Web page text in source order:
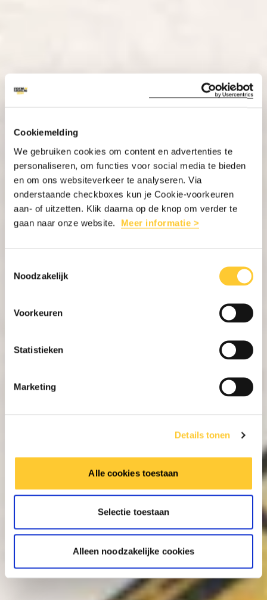
Cookiemelding
We gebruiken cookies om content en advertenties te
personaliseren, om functies voor social media te bieden
en om ons websiteverkeer te analyseren. Via
onderstaande checkboxes kun je Cookie-voorkeuren
aan- of uitzetten. Klik daarna op de knop om verder te
gaan naar onze website. Meer informatie >
Noodzakelijk
Voorkeuren
Statistieken
Marketing
Details tonen
Alle cookies toestaan
Selectie toestaan
Alleen noodzakelijke cookies